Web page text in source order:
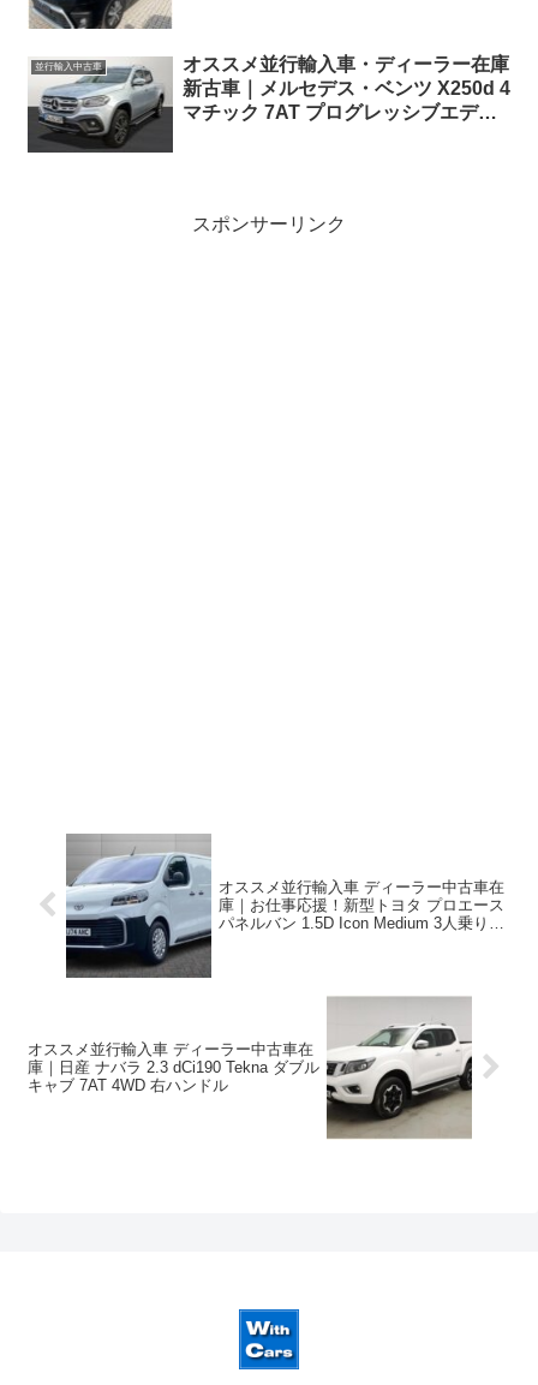
並行輸入中古車
オススメ並行輸入車・ディーラー在庫
新古車｜メルセデス・ベンツ X250d 4
マチック 7AT プログレッシブエディ
スポンサーリンク
オススメ並行輸入車 ディーラー中古車在
庫｜お仕事応援！新型トヨタ プロエース
パネルバン 1.5D Icon Medium 3人乗り
オススメ並行輸入車 ディーラー中古車在
庫｜日産 ナバラ 2.3 dCi190 Tekna ダブル
キャブ 7AT 4WD 右ハンドル